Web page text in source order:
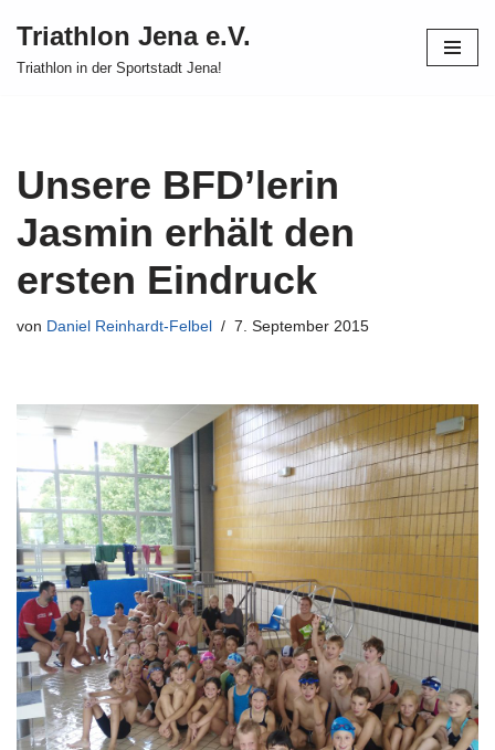
Zum
Triathlon Jena e.V.
Triathlon in der Sportstadt Jena!
Unsere BFD’lerin
Jasmin erhält den
ersten Eindruck
von Daniel Reinhardt-Felbel 7. September 2015